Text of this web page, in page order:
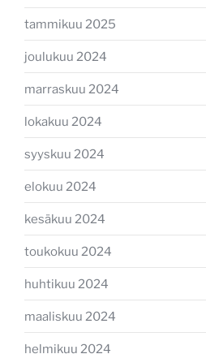
tammikuu 2025
joulukuu 2024
marraskuu 2024
lokakuu 2024
syyskuu 2024
elokuu 2024
kesäkuu 2024
toukokuu 2024
huhtikuu 2024
maaliskuu 2024
helmikuu 2024